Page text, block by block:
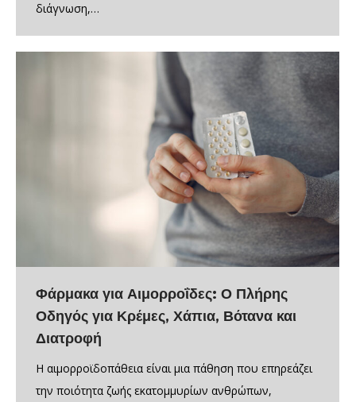
διάγνωση,…
Φάρμακα για Αιμορροΐδες: Ο Πλήρης
Οδηγός για Κρέμες, Χάπια, Βότανα και
Διατροφή
Η αιμορροϊδοπάθεια είναι μια πάθηση που επηρεάζει
την ποιότητα ζωής εκατομμυρίων ανθρώπων,